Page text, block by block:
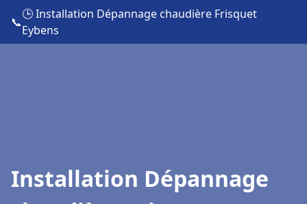
📞
🕒 Installation Dépannage chaudière Frisquet
Eybens
Installation Dépannage